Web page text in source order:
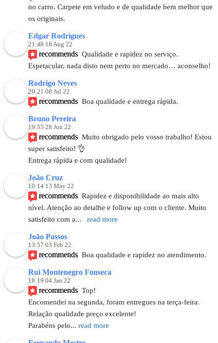
no carro. Carpete em veludo e de qualidade bem melhor que
os originais.
Edgar Rodrigues
21:48 18 Aug 22
recommends Qualidade e rapidez no serviço.
Espetacular, nada disto nem perto no mercado… aconselho!
Rodrigo Neves
20:21 08 Jul 22
recommends Boa qualidade e entrega rápida.
Bruno Pereira
19:55 28 Jun 22
recommends Muito obrigado pelo vosso trabalho! Estou
super satisfeito! 👌
Entrega rápida e com qualidade!
João Cruz
10:14 13 May 22
recommends Rapidez e disponibilidade ao mais alto
nível. Atenção ao detalhe e follow up com o cliente. Muito
satisfeito com a... read more
João Passos
13:57 03 Feb 22
recommends Boa qualidade e rapidez no atendimento.
Rui Montenegro Fonseca
18:19 04 Jan 22
recommends Top!
Encomendei na segunda, foram entregues na terça-feira.
Relação qualidade preço excelente!
Parabéns pelo... read more